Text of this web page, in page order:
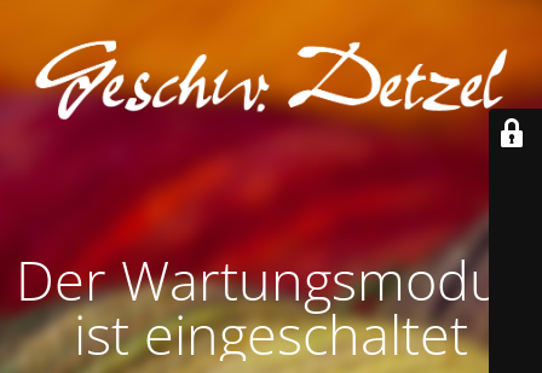
Der Wartungsmodus
ist eingeschaltet